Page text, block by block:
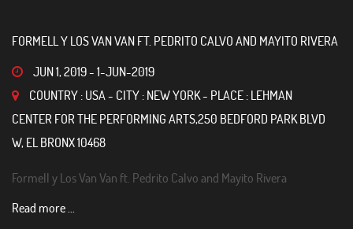
FORMELL Y LOS VAN VAN FT. PEDRITO CALVO AND MAYITO RIVERA
JUN 1, 2019-1-JUN-2019
COUNTRY : USA - CITY : NEW YORK - PLACE : LEHMAN
CENTER FOR THE PERFORMING ARTS,250 BEDFORD PARK BLVD
W, EL BRONX 10468
Formell y Los Van Van ft. Pedrito Calvo and Mayito Rivera
Read more ...